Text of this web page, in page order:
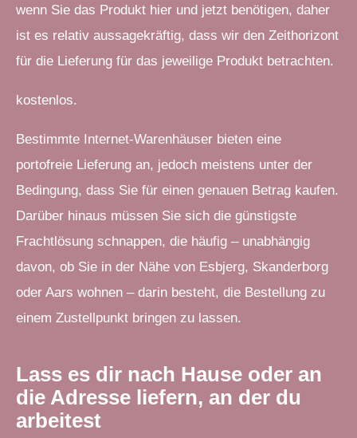
wenn Sie das Produkt hier und jetzt benötigen, daher
ist es relativ aussagekräftig, dass wir den Zeithorizont
für die Lieferung für das jeweilige Produkt betrachten.
kostenlos.
Bestimmte Internet-Warenhäuser bieten eine
portofreie Lieferung an, jedoch meistens unter der
Bedingung, dass Sie für einen genauen Betrag kaufen.
Darüber hinaus müssen Sie sich die günstigste
Frachtlösung schnappen, die häufig – unabhängig
davon, ob Sie in der Nähe von Esbjerg, Skanderborg
oder Aars wohnen – darin besteht, die Bestellung zu
einem Zustellpunkt bringen zu lassen.
Lass es dir nach Hause oder an
die Adresse liefern, an der du
arbeitest